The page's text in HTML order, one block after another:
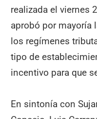
realizada el viernes
aprobó por mayoría
los regímenes
tipo de
incentivo para que
En sintonía con